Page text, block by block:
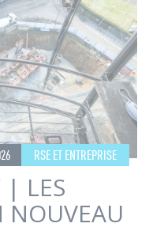
RSE ET ENTREPRISE
| LES
NOUVEAU